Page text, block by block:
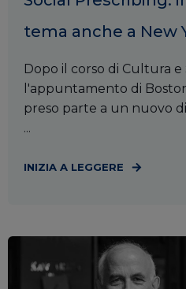
tema anche a New
Dopo il corso di Cultura e
l'appuntamento di
preso parte a un nuovo
...
INIZIA A LEGGERE